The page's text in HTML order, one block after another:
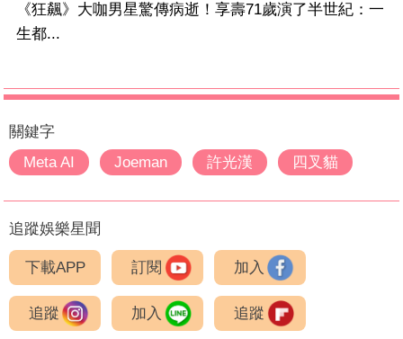
《狂飆》大咖男星驚傳病逝！享壽71歲演了半世紀：一
生都...
關鍵字
Meta AI
Joeman 許光漢 四叉貓
追蹤娛樂星聞
下載APP 訂閱 加入
追蹤 加入 追蹤